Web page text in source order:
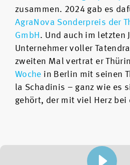
zusammen. 2024 gab es
AgraNova Sonderpreis der
GmbH . Und auch im letzten
Unternehmer voller
zweiten Mal vertrat er
Woche in Berlin mit seinen
la Schadinis – ganz wie es
gehört, der mit viel Herz bei